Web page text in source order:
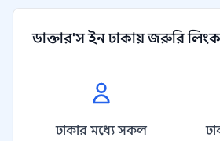
ডাক্তার'স ইন ঢাকায় জরুরি
ঢাকার মধ্যে সকল